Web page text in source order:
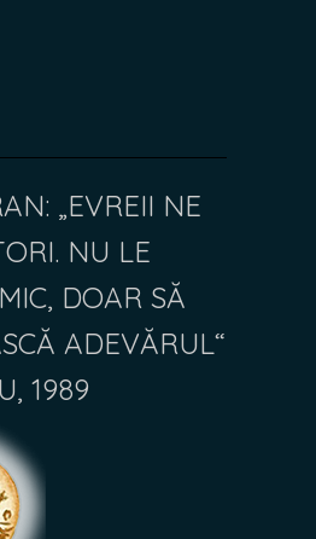
„EVREII NE
NU LE
DOAR SĂ
ADEVĂRUL“
1989